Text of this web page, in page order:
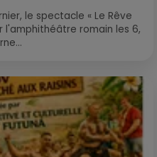
le spectacle « Le Rêve
l'amphithéâtre romain les 6,